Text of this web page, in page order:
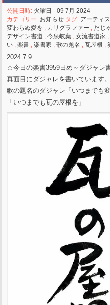
公開日時: 火曜日 - 09 7月 2024
カテゴリー: お知らせ タグ: アーティ
変わらぬ愛を
カリグラファー だじ
デザイン書道
,今泉岐葉 ,女流書道家
い ,楽書 ,楽書家 ,歌の題名 ,瓦屋根 ,
2024.7.9
☆今日の楽書3959日め～ダジャレ
真面目にダジャレを書いています
歌の題名のダジャレ「いつまでも
「いつまでも瓦の屋根を」